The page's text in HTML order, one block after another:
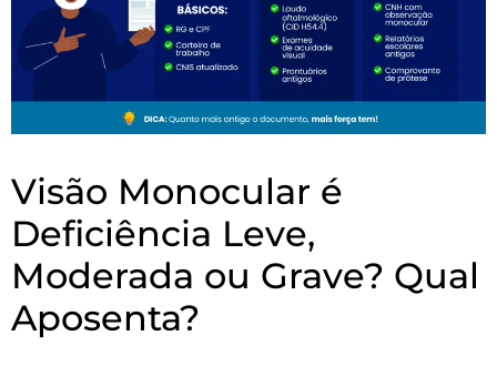
Visão Monocular é
Deficiência Leve,
Moderada ou Grave? Qual
Aposenta?